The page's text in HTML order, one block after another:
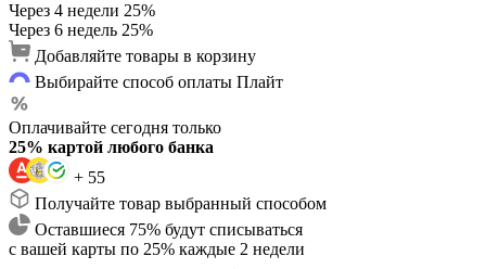
Через 4 недели 25%
Через 6 недель 25%
Добавляйте товары в корзину
Выбирайте способ оплаты Плайт
Оплачивайте сегодня только
25% картой любого банка
+ 55
Получайте товар выбранный способом
Оставшиеся 75% будут списываться
с вашей карты по 25% каждые 2 недели